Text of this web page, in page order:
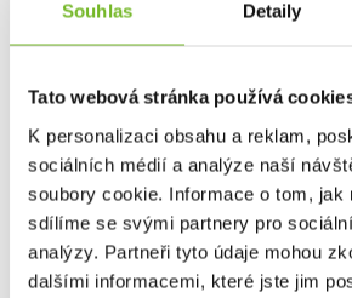
Souhlas Detaily
Tato webová stránka používá
K personalizaci obsahu a reklam,
sociálních médií a analýze naší
soubory cookie. Informace o tom, jak
sdílíme se svými partnery pro
analýzy. Partneři tyto údaje mohou
dalšími informacemi, které jste jim
Skladem: posledních
Kód: 833401